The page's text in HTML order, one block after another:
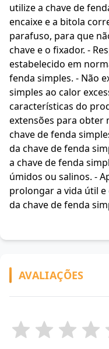
utilize a chave de
encaixe e a bitola
parafuso, para que
chave e o fixador. -
estabelecido em
fenda simples. - Não
simples ao calor
características do
extensões para obter
chave de fenda
da chave de fenda
a chave de fenda
úmidos ou salinos. -
prolongar a vida útil
da chave de fenda
AVALIAÇÕES